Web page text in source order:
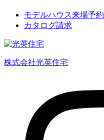
モデルハウス来場予約
カタログ請求
株式会社光英住宅